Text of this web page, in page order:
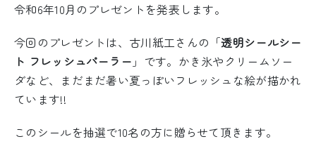
令和6年10月のプレゼントを発表します。
今回のプレゼントは、古川紙工さんの「透明シールシー
ト フレッシュパーラー 」です。かき氷やクリームソー
ダなど、まだまだ暑い夏っぽいフレッシュな絵が描かれ
ています!!
このシールを抽選で10名の方に贈らせて頂きます。